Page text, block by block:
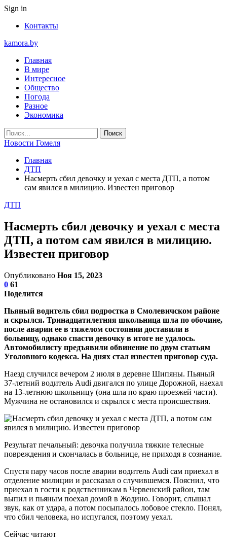
Sign in
Контакты
kamora.by
Главная
В мире
Интересное
Общество
Погода
Разное
Экономика
Новости Гомеля
Главная
ДТП
Насмерть сбил девочку и уехал с места ДТП, а потом
сам явился в милицию. Известен приговор
ДТП
Насмерть сбил девочку и уехал с места
ДТП, а потом сам явился в милицию.
Известен приговор
Опубликовано Ноя 15, 2023
0 61
Поделится
Пьяный водитель сбил подростка в Смолевичском районе
и скрылся. Тринадцатилетняя школьница шла по обочине,
после аварии ее в тяжелом состоянии доставили в
больницу, однако спасти девочку в итоге не удалось.
Автомобилисту предъявили обвинение по двум статьям
Уголовного кодекса. На днях стал известен приговор суда.
Наезд случился вечером 2 июля в деревне Шипяны. Пьяный
37-летний водитель Audi двигался по улице Дорожной, наехал
на 13-летнюю школьницу (она шла по краю проезжей части).
Мужчина не остановился и скрылся с места происшествия.
Результат печальный: девочка получила тяжкие телесные
повреждения и скончалась в больнице, не приходя в сознание.
Спустя пару часов после аварии водитель Audi сам приехал в
отделение милиции и рассказал о случившемся. Пояснил, что
приехал в гости к родственникам в Червенский район, там
выпил и пьяным поехал домой в Жодино. Говорит, слышал
звук, как от удара, а потом посыпалось лобовое стекло. Понял,
что сбил человека, но испугался, поэтому уехал.
Сейчас читают